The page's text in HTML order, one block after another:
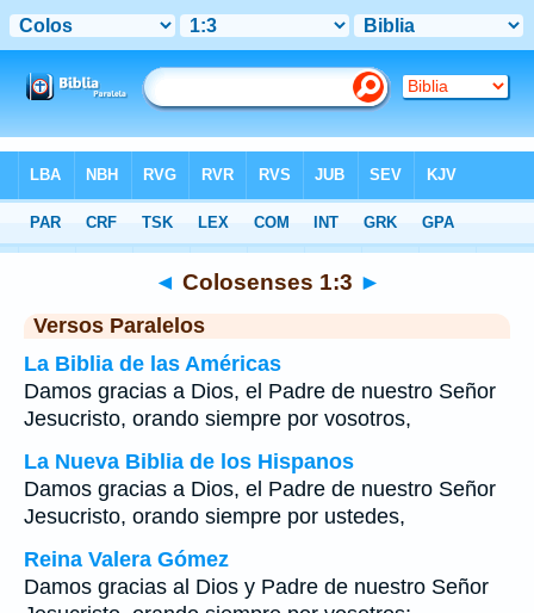
>Colosenses >Capítulo 1 > Verso 3
◄ Colosenses 1:3 ►
Versos Paralelos
La Biblia de las Américas
Damos gracias a Dios, el Padre de nuestro Señor
Jesucristo, orando siempre por vosotros,
La Nueva Biblia de los Hispanos
Damos gracias a Dios, el Padre de nuestro Señor
Jesucristo, orando siempre por ustedes,
Reina Valera Gómez
Damos gracias al Dios y Padre de nuestro Señor